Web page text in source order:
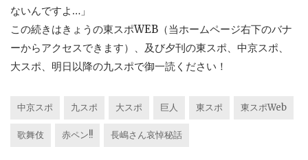
ないんですよ…」
この続きはきょうの東スポWEB（当ホームページ右下のバナ
ーからアクセスできます）、及び夕刊の東スポ、中京スポ、
大スポ、明日以降の九スポで御一読ください！
中京スポ 九スポ 大スポ 巨人 東スポ 東スポWeb
歌舞伎 赤ペン!! 長嶋さん哀悼秘話